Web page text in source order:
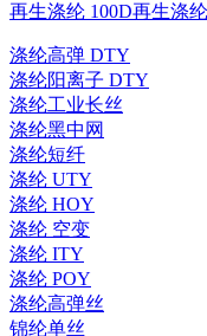
再生涤纶 100D再生涤
涤纶高弹 DTY
涤纶阳离子 DTY
涤纶工业长丝
涤纶黑中网
涤纶短纤
涤纶 UTY
涤纶 HOY
涤纶 空变
涤纶 ITY
涤纶 POY
涤纶高弹丝
锦纶单丝